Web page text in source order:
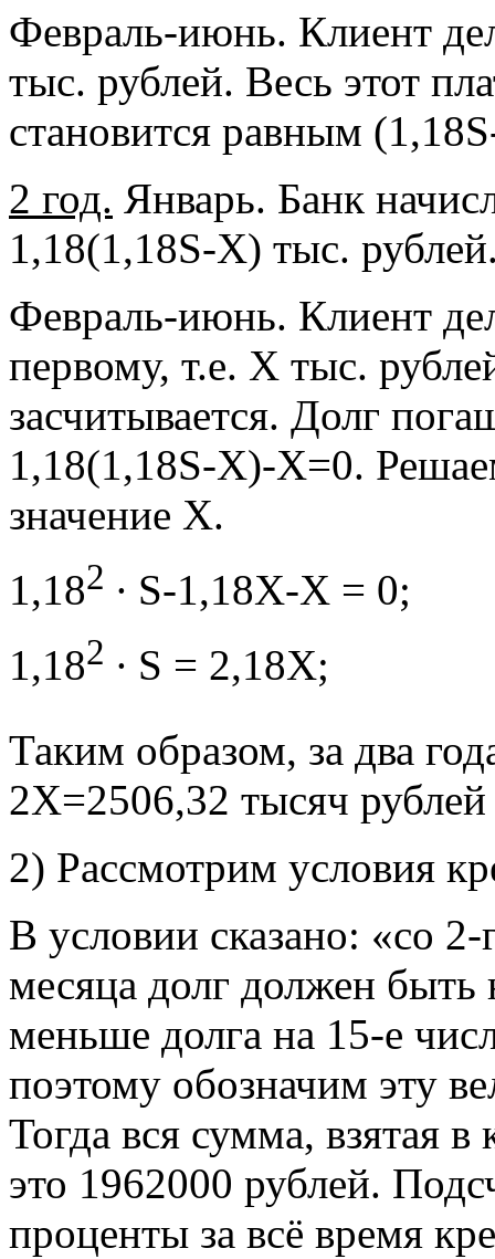
Февраль-июнь. Клиент
тыс. рублей. Весь этот
становится равным
2 год. Январь. Банк
1,18(1,18S-Х) тыс.
Февраль-июнь. Клиент
первому, т.е. Х тыс.
засчитывается. Долг
1,18(1,18S-Х)-Х=0.
значение Х.
1,182 ∙ S-1,18X-X = 0;
1,182 ∙ S = 2,18X;
Таким образом, за два
2Х=2506,32 тысяч
2) Рассмотрим условия
В условии сказано: «со
месяца долг должен
меньше долга на 15-е
поэтому обозначим эту
Тогда вся сумма, взятая
это 1962000 рублей.
проценты за всё время